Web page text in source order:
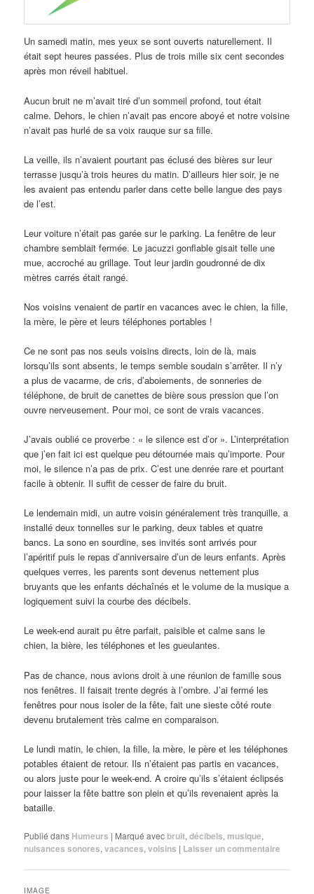
Un samedi matin, mes yeux se sont ouverts naturellement. Il
était sept heures passées. Plus de trois mille six cent secondes
après mon réveil habituel.
Aucun bruit ne m’avait tiré d’un sommeil profond, tout était
calme. Dehors, le chien n’avait pas encore aboyé et notre voisine
n’avait pas hurlé de sa voix rauque sur sa fille.
La veille, ils n’avaient pourtant pas éclusé des bières sur leur
terrasse jusqu’à trois heures du matin. D’ailleurs hier soir, je ne
les avaient pas entendu parler dans cette belle langue des pays
de l’est.
Leur voiture n’était pas garée sur le parking. La fenêtre de leur
chambre semblait fermée. Le jacuzzi gonflable gisait telle une
mue, accroché au grillage. Tout leur jardin goudronné de dix
mètres carrés était rangé.
Nos voisins venaient de partir en vacances avec le chien, la fille,
la mère, le père et leurs téléphones portables !
Ce ne sont pas nos seuls voisins directs, loin de là, mais
lorsqu’ils sont absents, le temps semble soudain s’arrêter. Il n’y
a plus de vacarme, de cris, d’aboiements, de sonneries de
téléphone, de bruit de canettes de bière sous pression que l’on
ouvre nerveusement. Pour moi, ce sont de vrais vacances.
J’avais oublié ce proverbe : « le silence est d’or ». L’interprétation
que j’en fait ici est quelque peu détournée mais qu’importe. Pour
moi, le silence n’a pas de prix. C’est une denrée rare et pourtant
facile à obtenir. Il suffit de cesser de faire du bruit.
Le lendemain midi, un autre voisin généralement très tranquille, a
installé deux tonnelles sur le parking, deux tables et quatre
bancs. La sono en sourdine, ses invités sont arrivés pour
l’apéritif puis le repas d’anniversaire d’un de leurs enfants. Après
quelques verres, les parents sont devenus nettement plus
bruyants que les enfants déchaînés et le volume de la musique a
logiquement suivi la courbe des décibels.
Le week-end aurait pu être parfait, paisible et calme sans le
chien, la bière, les téléphones et les gueulantes.
Pas de chance, nous avions droit à une réunion de famille sous
nos fenêtres. Il faisait trente degrés à l’ombre. J’ai fermé les
fenêtres pour nous isoler de la fête, fait une sieste côté route
devenu brutalement très calme en comparaison.
Le lundi matin, le chien, la fille, la mère, le père et les téléphones
potables étaient de retour. Ils n’étaient pas partis en vacances,
ou alors juste pour le week-end. A croire qu’ils s’étaient éclipsés
pour laisser la fête battre son plein et qu’ils revenaient après la
bataille.
Publié dans Humeurs | Marqué avec bruit,décibels, musique,
nuisances sonores,vacances,voisins | Laisser un commentaire
IMAGE